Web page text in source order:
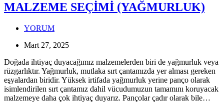
MALZEME SEÇİMİ (YAĞMURLUK)
YORUM
Mart 27, 2025
Doğada ihtiyaç duyacağımız malzemelerden biri de yağmurluk veya
rüzgarlıktır. Yağmurluk, mutlaka sırt çantamızda yer alması gereken
eşyalardan biridir. Yüksek irtifada yağmurluk yerine panço olarak
isimlendirilen sırt çantamız dahil vücudumuzun tamamını koruyacak
malzemeye daha çok ihtiyaç duyarız. Pançolar çadır olarak bile…